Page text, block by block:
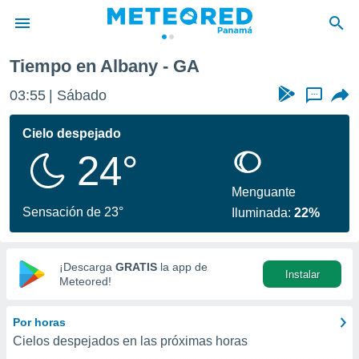
de
ha
calidad.
a este
las
y
digital
basada
Tiempo en Albany - GA
03:55 Sábado ...
Cielo despejado
24°
Sensación de 23°
Menguante
Iluminada:22%
¡Descarga GRATIS la app de
Meteored!
Instalar
Por horas
Cielos despejados en las próximas horas